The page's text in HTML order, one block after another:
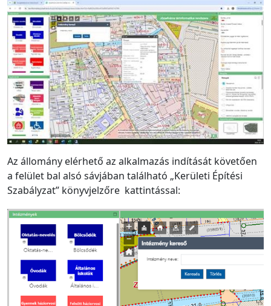
Az állomány elérhető az alkalmazás indítását követően
a felület bal alsó sávjában található „Kerületi Építési
Szabályzat” könyvjelzőre kattintással: